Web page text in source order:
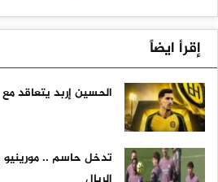
إقرأ ايضاً
الحسين إربد يتعاقد
تدخل حاسم ..